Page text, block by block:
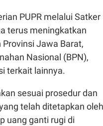
PUPR melalui Satker
terus meningkatkan
Jawa Barat,
Nasional (BPN),
terkait lainnya.
sesuai prosedur dan
telah ditetapkan oleh
uang ganti rugi di